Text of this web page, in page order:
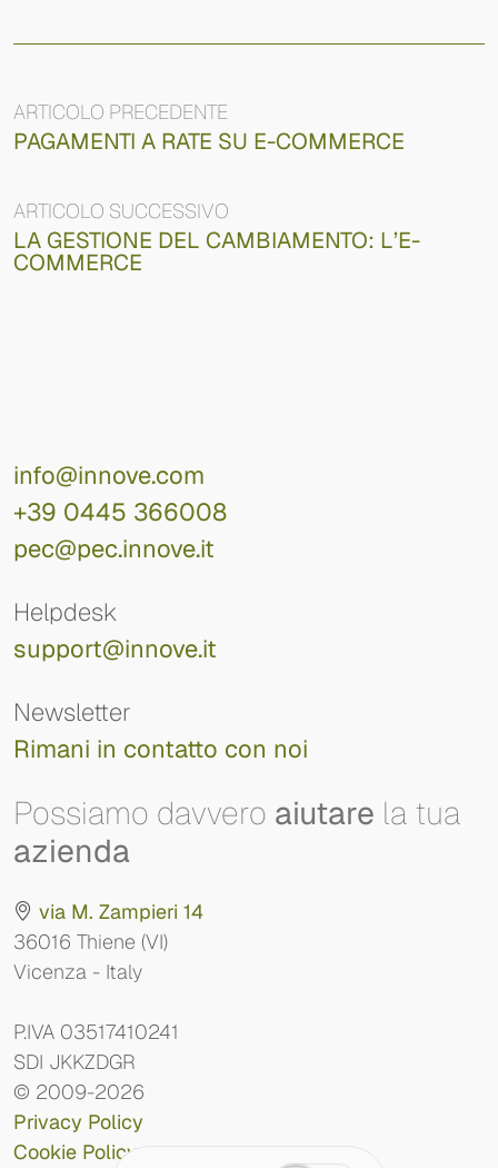
ARTICOLO PRECEDENTE
PAGAMENTI A RATE SU E-COMMERCE
ARTICOLO SUCCESSIVO
LA GESTIONE DEL CAMBIAMENTO: L’E-
COMMERCE
info@innove.com
+39 0445 366008
pec@pec.innove.it
Helpdesk
support@innove.it
Newsletter
Rimani in contatto con noi
Possiamo davvero aiutare la tua
azienda
via M. Zampieri 14
36016 Thiene (VI)
Vicenza - Italy
P.IVA 03517410241
SDI JKKZDGR
© 2009-2026
Privacy Policy
Cookie Policy